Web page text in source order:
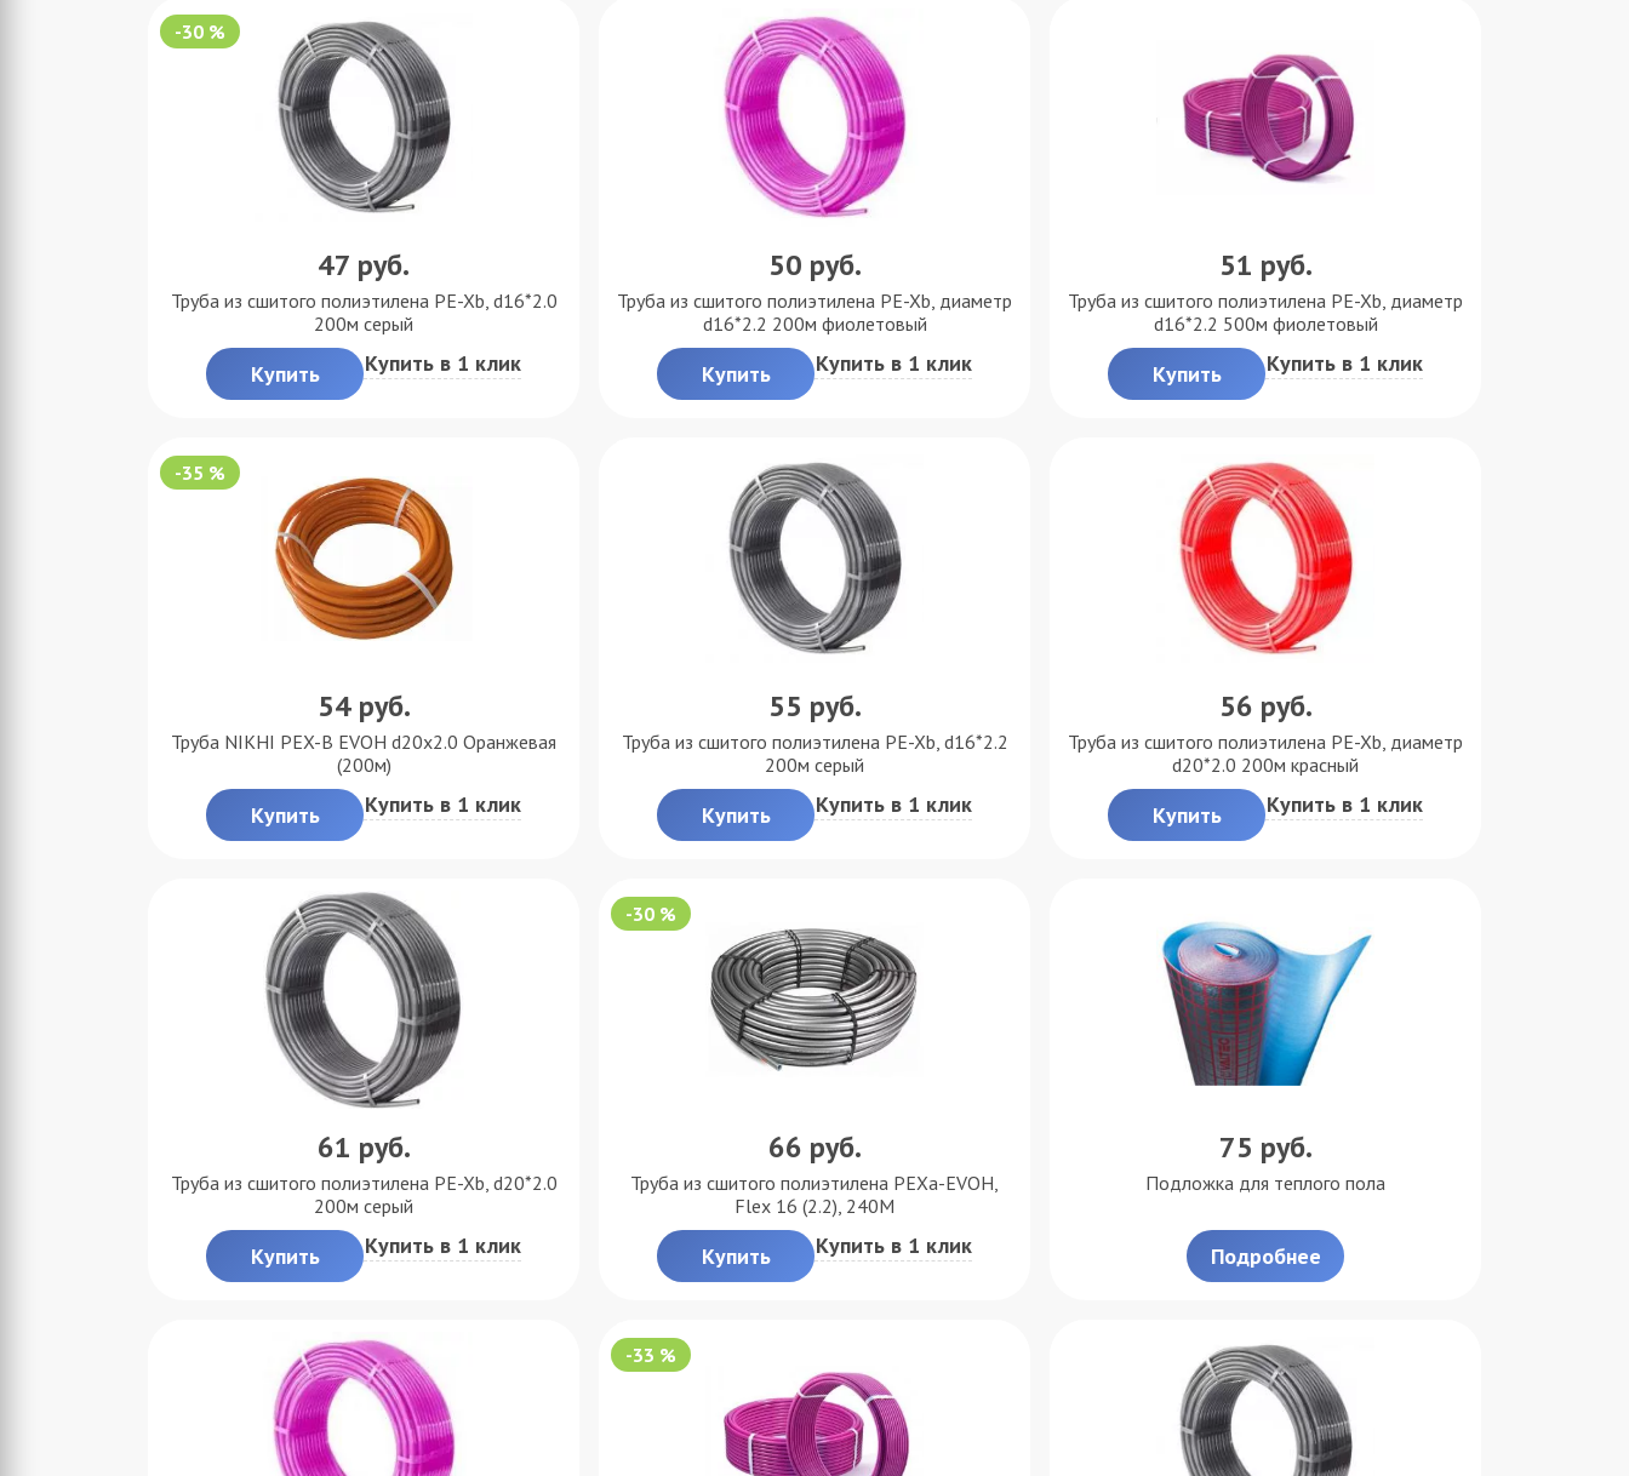
-30 %
47 руб.
Труба из сшитого полиэтилена PE-Xb, d16*2.0
200м серый
Купить Купить в 1 клик
50 руб.
Труба из сшитого полиэтилена PE-Xb, диаметр
d16*2.2 200м фиолетовый
Купить Купить в 1 клик
51 руб.
Труба из сшитого полиэтилена PE-Xb, диаметр
d16*2.2 500м фиолетовый
Купить Купить в 1 клик
-35 %
54 руб.
Труба NIKHI PEX-B EVOH d20x2.0 Оранжевая
(200м)
Купить Купить в 1 клик
55 руб.
Труба из сшитого полиэтилена PE-Xb, d16*2.2
200м серый
Купить Купить в 1 клик
56 руб.
Труба из сшитого полиэтилена PE-Xb, диаметр
d20*2.0 200м красный
Купить Купить в 1 клик
61 руб.
Труба из сшитого полиэтилена PE-Xb, d20*2.0
200м серый
Купить Купить в 1 клик
-30 %
66 руб.
Труба из сшитого полиэтилена PEXa-EVOH,
Flex 16 (2.2), 240M
Купить Купить в 1 клик
75 руб.
Подложка для теплого пола
Подробнее
-33 %